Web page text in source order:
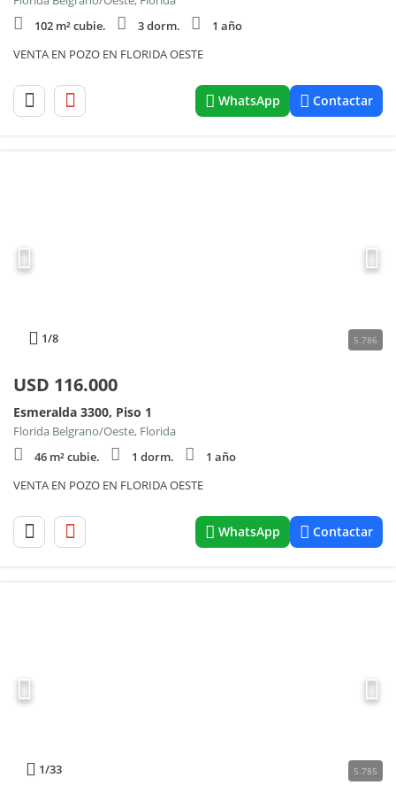
102 m² cubie.
3 dorm.
1 año
VENTA EN POZO EN FLORIDA OESTE
WhatsApp Contactar
1/8 5.786
USD 116.000
Esmeralda 3300, Piso 1
Florida Belgrano/Oeste, Florida
46 m² cubie.
1 dorm.
1 año
VENTA EN POZO EN FLORIDA OESTE
WhatsApp Contactar
1/33 5.785